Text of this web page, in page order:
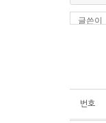
글쓴이
번호